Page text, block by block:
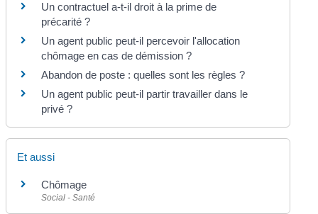
Un contractuel a-t-il droit à la prime de
précarité ?
Un agent public peut-il percevoir l'allocation
chômage en cas de démission ?
Abandon de poste : quelles sont les règles ?
Un agent public peut-il partir travailler dans le
privé ?
Et aussi
Chômage
Social - Santé